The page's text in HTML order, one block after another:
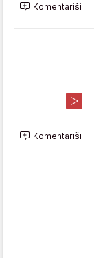
Komentariši
Komentariši